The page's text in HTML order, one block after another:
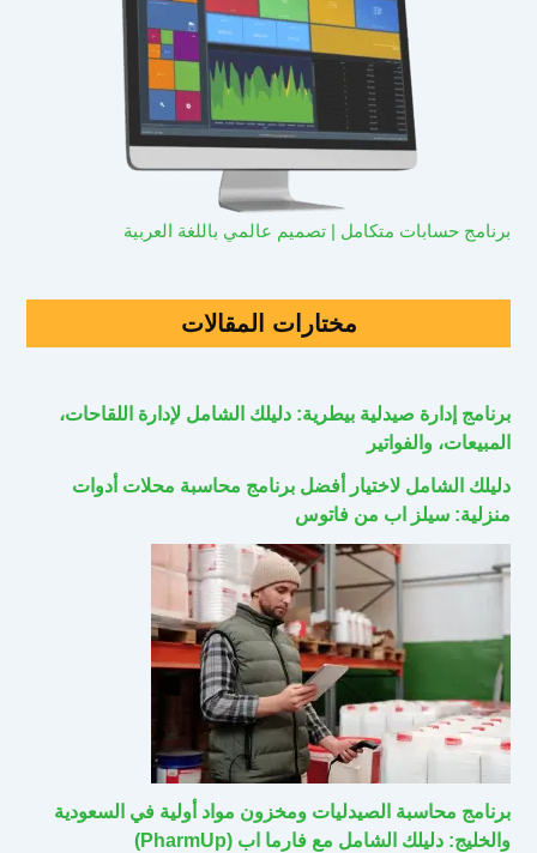
برنامج حسابات متكامل | تصميم عالمي باللغة العربية
مختارات المقالات
برنامج إدارة صيدلية بيطرية: دليلك الشامل لإدارة اللقاحات،
المبيعات، والفواتير
دليلك الشامل لاختيار أفضل برنامج محاسبة محلات أدوات
منزلية: سيلز اب من فاتوس
برنامج محاسبة الصيدليات ومخزون مواد أولية في السعودية
والخليج: دليلك الشامل مع فارما اب (PharmUp)